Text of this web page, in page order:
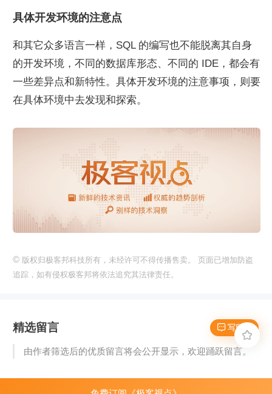
具体开发环境的注意点
和其它众多语言一样，SQL 的编写也不能脱离其自身
的开发环境，不同的数据库形态、不同的 IDE，都会有
一些差异点和新特性。具体开发环境的注意事项，则要
在具体环境中去发现和探索。
© 版权归极客邦科技所有，未经许可不得传播售卖。 页面已增加防盗
追踪，如有侵权极客邦将依法追究其法律责任。
 写留言
精选留言
由作者筛选后的优质留言将会公开显示，欢迎踊跃留言。
